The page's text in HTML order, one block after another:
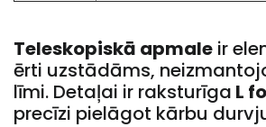
Teleskopiskā apmale ir
ērti uzstādāms,
līmi. Detaļai ir raksturīga L
precīzi pielāgot kārbu